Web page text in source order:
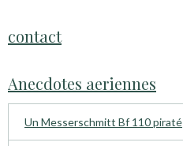
contact
Anecdotes aeriennes
Un Messerschmitt Bf 110 piraté